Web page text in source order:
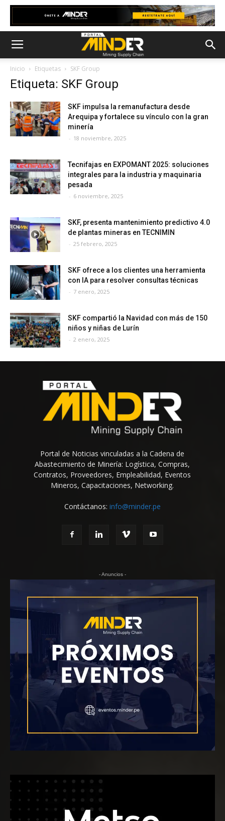
Inicio Etiquetas SKF Group
Etiqueta: SKF Group
SKF impulsa la remanufactura desde
Arequipa y fortalece su vínculo con la gran
minería
- 18 noviembre, 2025
Tecnifajas en EXPOMANT 2025: soluciones
integrales para la industria y maquinaria
pesada
- 6 noviembre, 2025
SKF, presenta mantenimiento predictivo 4.0
de plantas mineras en TECNIMIN
- 25 febrero, 2025
SKF ofrece a los clientes una herramienta
con IA para resolver consultas técnicas
- 7 enero, 2025
SKF compartió la Navidad con más de 150
niños y niñas de Lurín
- 2 enero, 2025
Portal de Noticias vinculadas a la Cadena de
Abastecimiento de Minería: Logística, Compras,
Contratos, Proveedores, Empleabilidad, Eventos
Mineros, Capacitaciones, Networking.
Contáctanos: info@minder.pe
- Anuncios -